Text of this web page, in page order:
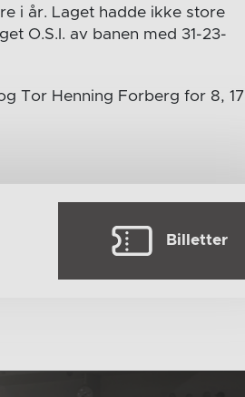
i år. Laget hadde ikke store
O.S.I. av banen med 31-23-
Tor Henning Forberg for 8, 17
Billetter